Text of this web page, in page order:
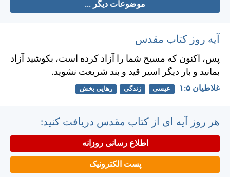
موضوعات دیگر ...
آیه روز کتاب مقدس
پس، اكنون كه مسيح شما را آزاد كرده است، بكوشيد آزاد
بمانيد و بار ديگر اسير قيد و بند شريعت نشويد.
غلاطيان ۵:‏۱ عیسی زندگی رهایی بخش
هر روز آیه ای از کتاب مقدس دریافت کنید:
اطلاع رسانی روزانه
پست الکترونیک